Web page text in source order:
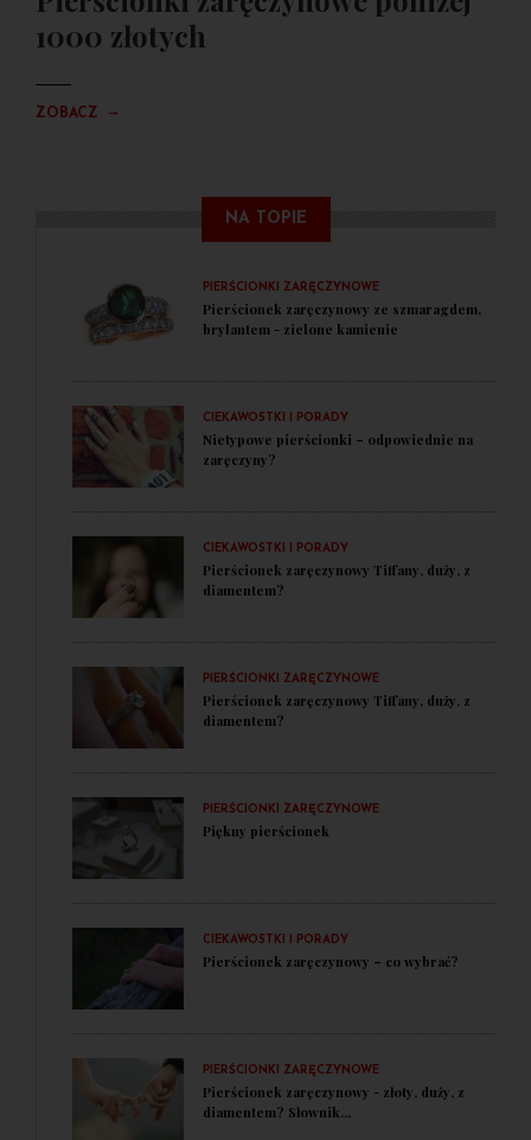
1000 złotych
ZOBACZ →
NA TOPIE
PIERŚCIONKI ZARĘCZYNOWE
Pierścionek zaręczynowy ze szmaragdem,
brylantem - zielone kamienie
CIEKAWOSTKI I PORADY
Nietypowe pierścionki – odpowiednie na
zaręczyny?
CIEKAWOSTKI I PORADY
Pierścionek zaręczynowy Tiffany, duży, z
diamentem?
PIERŚCIONKI ZARĘCZYNOWE
Pierścionek zaręczynowy Tiffany, duży, z
diamentem?
PIERŚCIONKI ZARĘCZYNOWE
Piękny pierścionek
CIEKAWOSTKI I PORADY
Pierścionek zaręczynowy – co wybrać?
PIERŚCIONKI ZARĘCZYNOWE
Pierścionek zaręczynowy - złoty, duży, z
diamentem? Słownik...